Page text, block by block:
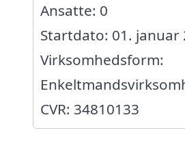
Ansatte: 0
Startdato: 01. januar
Virksomhedsform:
CVR: 34810133